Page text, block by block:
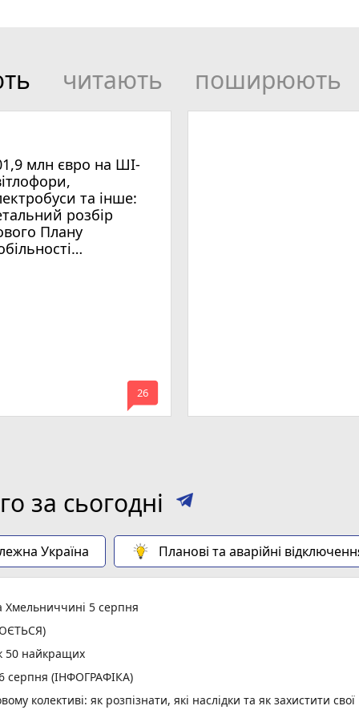
читають поширюють
млн євро на ШІ-
та інше:
розбір
Плану
mode_comment
26
за сьогодні
Україна Планові та аварійні
Хмельниччині 5 серпня
50 найкращих
серпня (ІНФОГРАФІКА)
колективі: як розпізнати, які наслідки та як захистити свої